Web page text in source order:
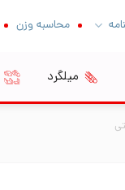
محاسبه وزن
میلگرد